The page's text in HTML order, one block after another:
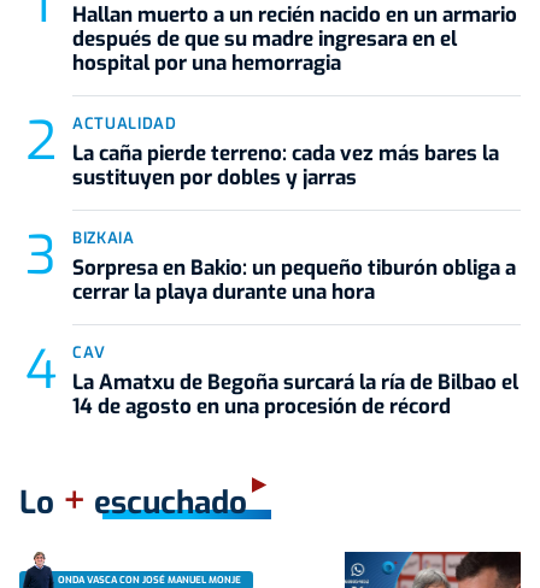
Hallan muerto a un recién nacido en un armario
después de que su madre ingresara en el
hospital por una hemorragia
ACTUALIDAD
La caña pierde terreno: cada vez más bares la
sustituyen por dobles y jarras
BIZKAIA
Sorpresa en Bakio: un pequeño tiburón obliga a
cerrar la playa durante una hora
CAV
La Amatxu de Begoña surcará la ría de Bilbao el
14 de agosto en una procesión de récord
Lo + escuchado
ONDA VASCA CON JOSÉ MANUEL MONJE